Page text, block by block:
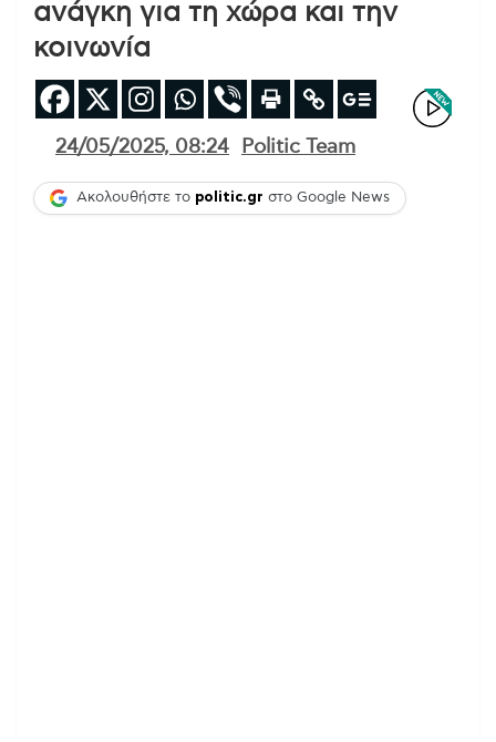
ανάγκη για τη χώρα και την
κοινωνία
24/05/2025, 08:24 Politic Team
Ακολουθήστε το politic.gr στο Google News